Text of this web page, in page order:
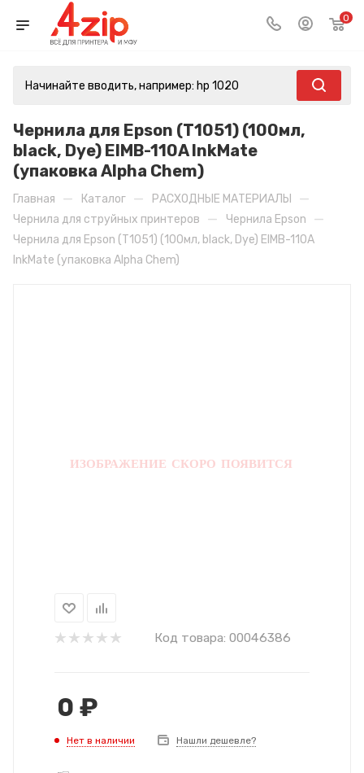
0
Чернила для Epson (T1051) (100мл,
black, Dye) EIMB-110A InkMate
(упаковка Alpha Chem)
Главная — Каталог — РАСХОДНЫЕ МАТЕРИАЛЫ —
Чернила для струйных принтеров — Чернила Epson —
Чернила для Epson (T1051) (100мл, black, Dye) EIMB-110A
InkMate (упаковка Alpha Chem)
Код товара: 00046386
0 ₽
Нет в наличии Нашли дешевле?